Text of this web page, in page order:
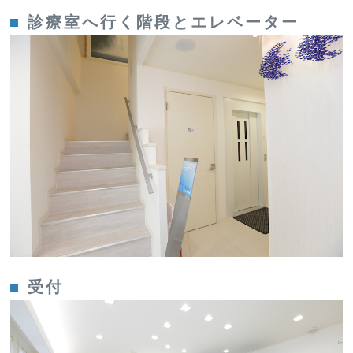
診療室へ行く階段とエレベーター
受付